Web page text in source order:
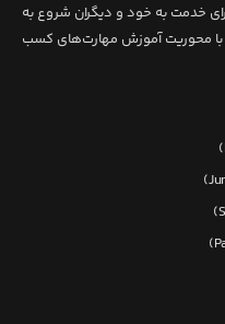
خدمت به خود و دیگران شروع به
محوریت آموزش مهارت‌های کسب